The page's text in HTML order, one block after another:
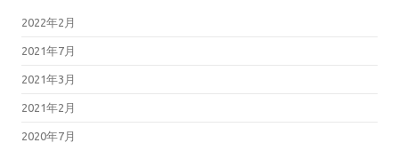
2022年2月
2021年7月
2021年3月
2021年2月
2020年7月